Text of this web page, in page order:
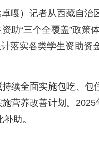
嘎）记者从西藏自
助“三个全覆盖”政
落实各类学生资助资
续全面实施包吃、包
营养改善计划。
助。